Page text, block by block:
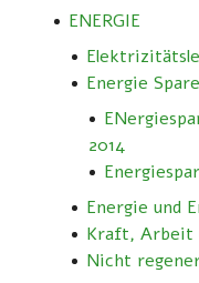
ENERGIE
Energie
2014
Energie und
Kraft, Arbeit
Nicht